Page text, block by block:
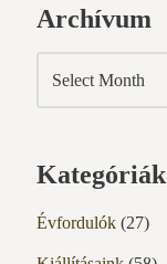
Archívum
Kategóriák
Évfordulók(27)